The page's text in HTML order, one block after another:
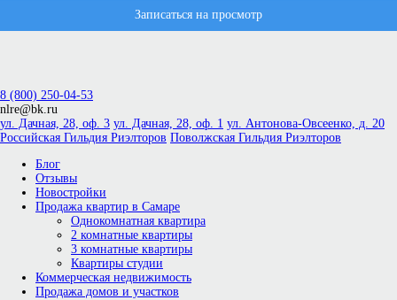
Записаться на просмотр
8 (800) 250-04-53
nlre@bk.ru
ул. Дачная, 28, оф. 3 ул. Дачная, 28, оф. 1 ул. Антонова-Овсеенко, д. 20
Российская Гильдия Риэлторов Поволжская Гильдия Риэлторов
Блог
Отзывы
Новостройки
Продажа квартир в Самаре
Однокомнатная квартира
2 комнатные квартиры
3 комнатные квартиры
Квартиры студии
Коммерческая недвижимость
Продажа домов и участков